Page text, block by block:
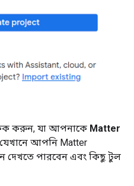
করুন, যা আপনাকে Matter
যেখানে আপনি Matter
দেখতে পারবেন এবং কিছু টুল